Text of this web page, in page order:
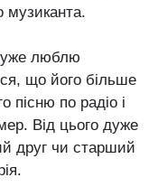
люблю
що його більше
по радіо і
Від цього дуже
друг чи старший